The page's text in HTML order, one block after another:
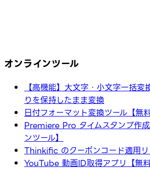
オンラインツール
【高機能】大文字・小文字一括
りを保持したまま変換
日付フォーマット変換ツール【無
Premiere Pro タイムスタンプ作
ンツール】
Thinkific のクーポンコード適用リ
YouTube 動画ID取得アプリ【無料